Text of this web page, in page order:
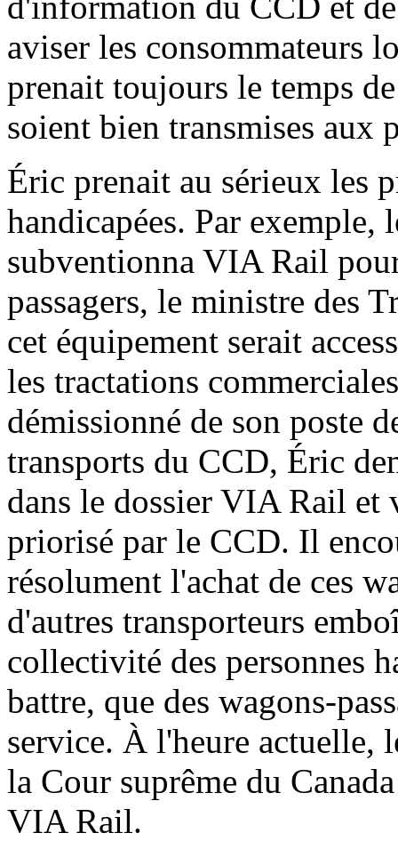
aviser les consommateurs
prenait toujours le temps
soient bien transmises aux
Éric prenait au sérieux les
handicapées. Par exemple,
subventionna VIA Rail
passagers, le ministre des
cet équipement serait
les tractations
démissionné de son poste
transports du CCD, Éric
dans le dossier VIA Rail et
priorisé par le CCD. Il
résolument l'achat de ces
d'autres transporteurs
collectivité des personnes
battre, que des wagons-
service. À l'heure actuelle,
la Cour suprême du
VIA Rail.